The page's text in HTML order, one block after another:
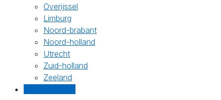
Overijssel
Limburg
Noord-brabant
Noord-holland
Utrecht
Zuid-holland
Zeeland